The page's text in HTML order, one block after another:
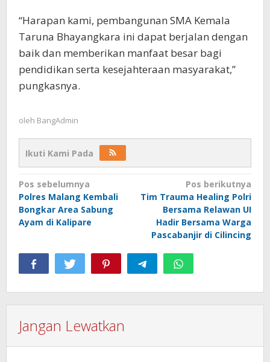
“Harapan kami, pembangunan SMA Kemala
Taruna Bhayangkara ini dapat berjalan dengan
baik dan memberikan manfaat besar bagi
pendidikan serta kesejahteraan masyarakat,”
pungkasnya.
oleh BangAdmin
Ikuti Kami Pada
Navigasi
pos
Pos sebelumnya
Polres Malang Kembali
Bongkar Area Sabung
Ayam di Kalipare
Pos berikutnya
Tim Trauma Healing Polri
Bersama Relawan UI
Hadir Bersama Warga
Pascabanjir di Cilincing
Jangan Lewatkan